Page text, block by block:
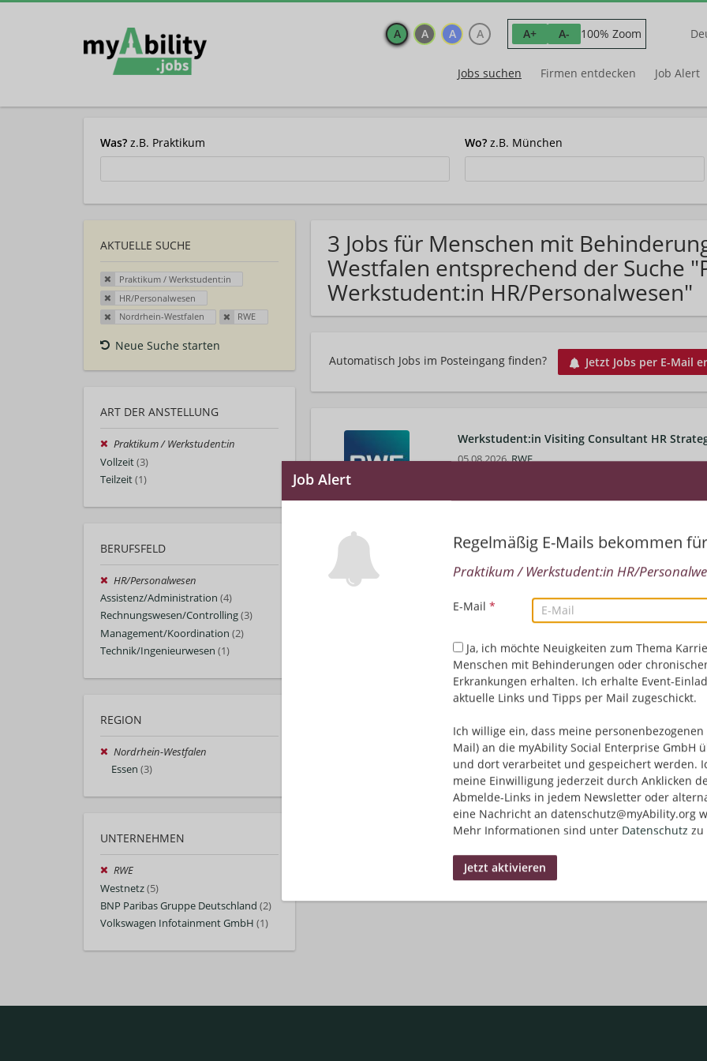
A A A A A+ A- 100% Zoom
Jobs suchen Firmen entdecken Job Alert
Was? z.B. Praktikum Wo? z.B. München
AKTUELLE SUCHE
Praktikum / Werkstudent:in
HR/Personalwesen
Nordrhein-Westfalen
RWE
Neue Suche starten
ART DER ANSTELLUNG
Praktikum / Werkstudent:in
Vollzeit(3)
Teilzeit(1)
BERUFSFELD
HR/Personalwesen
Assistenz/Administration (4)
Rechnungswesen/Controlling(3)
Management/Koordination (2)
Technik/Ingenieurwesen (1)
REGION
Nordrhein-Westfalen
Essen (3)
UNTERNEHMEN
RWE
Westnetz(5)
BNP Paribas Gruppe Deutschland (2)
Volkswagen Infotainment GmbH (1)
3 Jobs für Menschen mit
Westfalen entsprechend der Suche
Werkstudent:in HR/Personalwesen"
Automatisch Jobs im Posteingang finden? Jetzt Jobs per E-Mail
Regelmäßig E-Mails bekommen für
Praktikum / Werkstudent:in HR/
E-Mail *
Ja, ich möchte Neuigkeiten zum Thema
Menschen mit Behinderungen oder
Erkrankungen erhalten. Ich erhalte Event-
aktuelle Links und Tipps per Mail zugeschickt.
Ich willige ein, dass meine personenbezogenen
Mail) an die myAbility Social Enterprise GmbH
und dort verarbeitet und gespeichert werden.
meine Einwilligung jederzeit durch Anklicken
Abmelde-Links in jedem Newsletter oder
eine Nachricht an datenschutz@myAbility.org
Mehr Informationen sind unter Datenschutz zu
Werkstudent:in Visiting Consultant HR
05.08.2026,RWE
HR/Personalwesen | Management/Koordination |
Working Student Visiting Consultant HR
05.08.2026,RWE
HR/Personalwesen | Management/Koordination
Top-Job Praktikant (d/w/m) Learning &
04.08.2026,RWE
HR/Personalwesen
Automatisch Jobs im Posteingang finden? Jetzt Jobs per E-Mail